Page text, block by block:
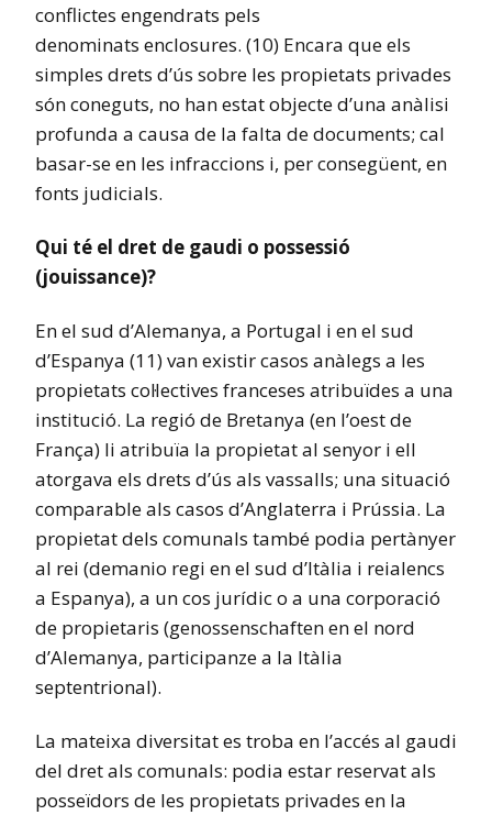
conflictes engendrats pels
denominats enclosures. (10) Encara que els
simples drets d’ús sobre les propietats privades
són coneguts, no han estat objecte d’una anàlisi
profunda a causa de la falta de documents; cal
basar-se en les infraccions i, per consegüent, en
fonts judicials.
Qui té el dret de gaudi o possessió
(jouissance)?
En el sud d’Alemanya, a Portugal i en el sud
d’Espanya (11) van existir casos anàlegs a les
propietats col·lectives franceses atribuïdes a una
institució. La regió de Bretanya (en l’oest de
França) li atribuïa la propietat al senyor i ell
atorgava els drets d’ús als vassalls; una situació
comparable als casos d’Anglaterra i Prússia. La
propietat dels comunals també podia pertànyer
al rei (demanio regi en el sud d’Itàlia i reialencs
a Espanya), a un cos jurídic o a una corporació
de propietaris (genossenschaften en el nord
d’Alemanya, participanze a la Itàlia
septentrional).
La mateixa diversitat es troba en l’accés al gaudi
del dret als comunals: podia estar reservat als
posseïdors de les propietats privades en la